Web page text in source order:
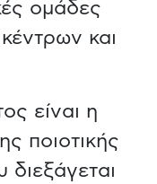
ομάδες
και
είναι η
ποιοτικής